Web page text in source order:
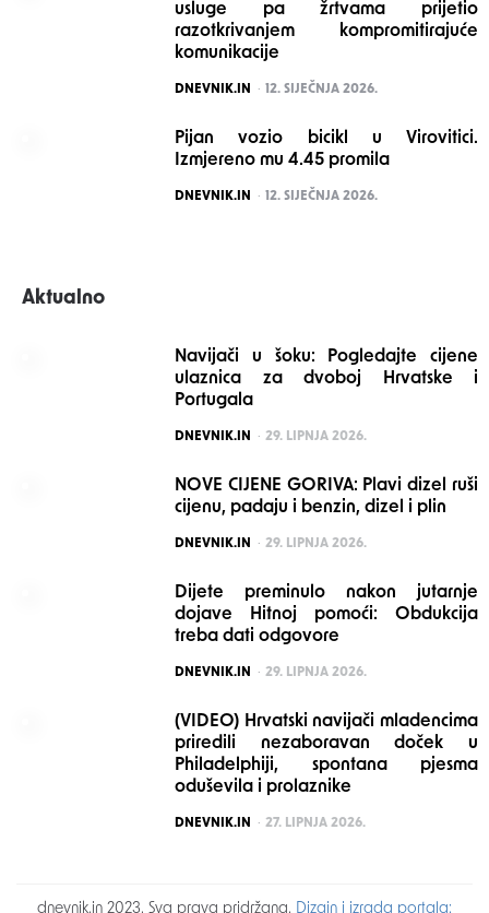
usluge pa žrtvama prijetio
razotkrivanjem kompromitirajuće
komunikacije
POSTED
DNEVNIK.IN 12. SIJEČNJA 2026.
Pijan vozio bicikl u Virovitici.
Izmjereno mu 4.45 promila
POSTED
DNEVNIK.IN 12. SIJEČNJA 2026.
Aktualno
Navijači u šoku: Pogledajte cijene
ulaznica za dvoboj Hrvatske i
Portugala
POSTED
DNEVNIK.IN 29. LIPNJA 2026.
NOVE CIJENE GORIVA: Plavi dizel ruši
cijenu, padaju i benzin, dizel i plin
POSTED
DNEVNIK.IN 29. LIPNJA 2026.
Dijete preminulo nakon jutarnje
dojave Hitnoj pomoći: Obdukcija
treba dati odgovore
POSTED
DNEVNIK.IN 29. LIPNJA 2026.
(VIDEO) Hrvatski navijači mladencima
priredili nezaboravan doček u
Philadelphiji, spontana pjesma
oduševila i prolaznike
POSTED
DNEVNIK.IN 27. LIPNJA 2026.
dnevnik.in 2023. Sva prava pridržana. Dizajn i izrada portala: